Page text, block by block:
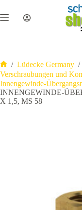
Inhalt
springen
Start
/ Lüdecke Germany /
Verschraubungen und
Innengewinde-
INNENGEWINDE-
X 1,5, MS 58